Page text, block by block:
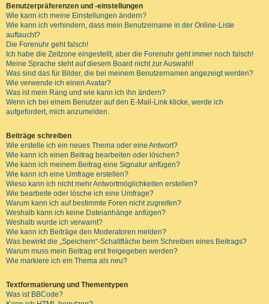
Benutzerpräferenzen und -einstellungen
Wie kann ich meine Einstellungen ändern?
Wie kann ich verhindern, dass mein Benutzername in der Online-Liste
auftaucht?
Die Forenuhr geht falsch!
Ich habe die Zeitzone eingestellt, aber die Forenuhr geht immer noch falsch!
Meine Sprache steht auf diesem Board nicht zur Auswahl!
Was sind das für Bilder, die bei meinem Benutzernamen angezeigt werden?
Wie verwende ich einen Avatar?
Was ist mein Rang und wie kann ich ihn ändern?
Wenn ich bei einem Benutzer auf den E-Mail-Link klicke, werde ich
aufgefordert, mich anzumelden.
Beiträge schreiben
Wie erstelle ich ein neues Thema oder eine Antwort?
Wie kann ich einen Beitrag bearbeiten oder löschen?
Wie kann ich meinem Beitrag eine Signatur anfügen?
Wie kann ich eine Umfrage erstellen?
Wieso kann ich nicht mehr Antwortmöglichkeiten erstellen?
Wie bearbeite oder lösche ich eine Umfrage?
Warum kann ich auf bestimmte Foren nicht zugreifen?
Weshalb kann ich keine Dateianhänge anfügen?
Weshalb wurde ich verwarnt?
Wie kann ich Beiträge den Moderatoren melden?
Was bewirkt die „Speichern“-Schaltfläche beim Schreiben eines Beitrags?
Warum muss mein Beitrag erst freigegeben werden?
Wie markiere ich ein Thema als neu?
Textformatierung und Thementypen
Was ist BBCode?